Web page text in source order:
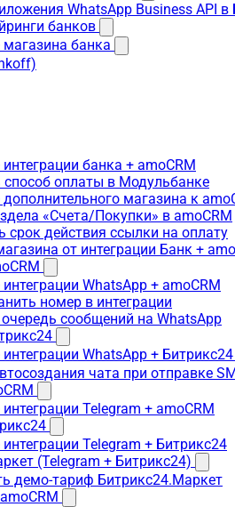
WhatsApp Business API
банков
банка
банка + amoCRM
способ оплаты в Модульбанке
магазина к
«Счета/Покупки» в amoCRM
срок действия ссылки на оплату
от интеграции Банк +
WhatsApp + amoCRM
номер в интеграции
сообщений на WhatsApp
WhatsApp + Битрикс24
чата при отправке
Telegram + amoCRM
Telegram + Битрикс24
(Telegram + Битрикс24)
демо-тариф Битрикс24.Маркет